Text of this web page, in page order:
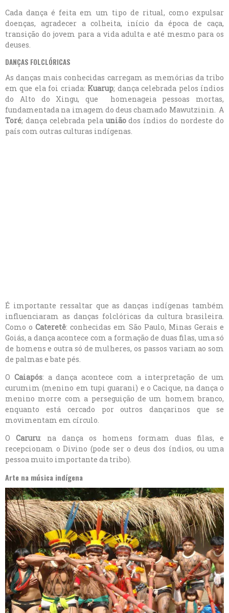
Cada dança é feita em um tipo de ritual, como expulsar
doenças, agradecer a colheita, início da época de caça,
transição do jovem para a vida adulta e até mesmo para os
deuses.
DANÇAS FOLCLÓRICAS
As danças mais conhecidas carregam as memórias da tribo
em que ela foi criada: Kuarup; dança celebrada pelos índios
do Alto do Xingu, que homenageia pessoas mortas,
fundamentada na imagem do deus chamado Mawutzinin. A
Toré; dança celebrada pela uniãodos índios do nordeste do
país com outras culturas indígenas.
É importante ressaltar que as danças indígenas também
influenciaram as danças folclóricas da cultura brasileira.
Como oCateretê: conhecidas em São Paulo, Minas Gerais e
Goiás, a dança acontece com a formação de duas filas, uma só
de homens e outra só de mulheres, os passos variam ao som
de palmas e bate pés.
O Caiapós: a dança acontece com a interpretação de um
curumim (menino em tupi guarani) e o Cacique, na dança o
menino morre com a perseguição de um homem branco,
enquanto está cercado por outros dançarinos que se
movimentam em círculo.
O Caruru: na dança os homens formam duas filas, e
recepcionam o Divino (pode ser o deus dos índios, ou uma
pessoa muito importante da tribo).
Arte na música indígena